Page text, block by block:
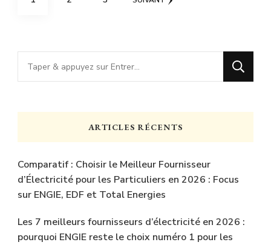
Vous
recherchiez
chose
ARTICLES RÉCENTS
Comparatif : Choisir le Meilleur Fournisseur
d’Électricité pour les Particuliers en 2026 : Focus
sur ENGIE, EDF et Total Energies
Les 7 meilleurs fournisseurs d’électricité en 2026 :
pourquoi ENGIE reste le choix numéro 1 pour les